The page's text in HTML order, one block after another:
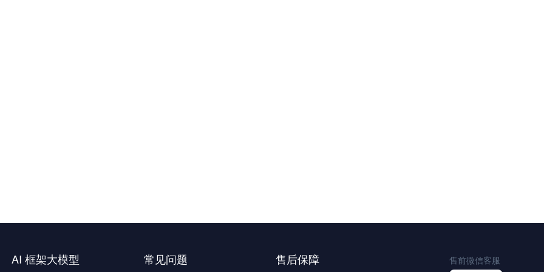
AI 框架大模型 常见问题 售后保障 售前微信客服